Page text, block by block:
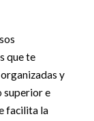
que te
y
superior e
facilita la